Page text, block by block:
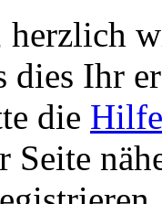
herzlich
dies Ihr
die Hilfe
Seite